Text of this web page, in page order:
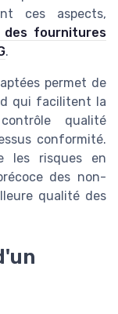
ces aspects,
des fournitures
.
permet de
qui facilitent la
qualité
conformité.
les risques en
des non-
qualité des